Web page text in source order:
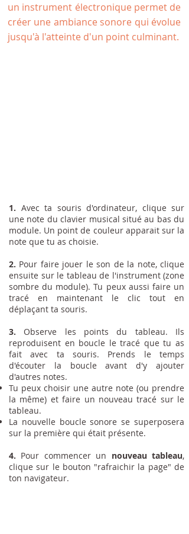
1. Avec ta souris d'ordinateur, clique sur
une note du clavier musical situé au bas du
module. Un point de couleur apparait sur la
note que tu as choisie.
2. Pour faire jouer le son de la note, clique
ensuite sur le tableau de l'instrument (zone
sombre du module). Tu peux aussi faire un
tracé en maintenant le clic tout en
déplaçant ta souris.
3. Observe les points du tableau. Ils
reproduisent en boucle le tracé que tu as
fait avec ta souris. Prends le temps
d'écouter la boucle avant d'y ajouter
d'autres notes.
Tu peux choisir une autre note (ou prendre
la même) et faire un nouveau tracé sur le
tableau.
La nouvelle boucle sonore se superposera
sur la première qui était présente.
4. Pour commencer un nouveau tableau,
clique sur le bouton "rafraichir la page" de
ton navigateur.
un instrument électronique permet de
créer une ambiance sonore qui évolue
jusqu'à l'atteinte d'un point culminant.